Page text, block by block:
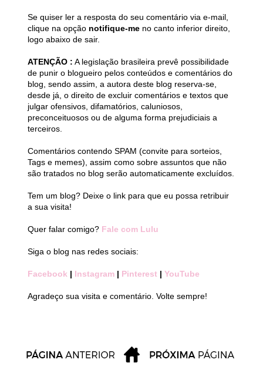
Se quiser ler a resposta do seu comentário via e-mail,
clique na opção notifique-me no canto inferior direito,
logo abaixo de sair.
ATENÇÃO : A legislação brasileira prevê possibilidade
de punir o blogueiro pelos conteúdos e comentários do
blog, sendo assim, a autora deste blog reserva-se,
desde já, o direito de excluir comentários e textos que
julgar ofensivos, difamatórios, caluniosos,
preconceituosos ou de alguma forma prejudiciais a
terceiros.
Comentários contendo SPAM (convite para sorteios,
Tags e memes), assim como sobre assuntos que não
são tratados no blog serão automaticamente excluídos.
Tem um blog? Deixe o link para que eu possa retribuir
a sua visita!
Quer falar comigo? Fale com Lulu
Siga o blog nas redes sociais:
Facebook | Instagram | Pinterest | YouTube
Agradeço sua visita e comentário. Volte sempre!